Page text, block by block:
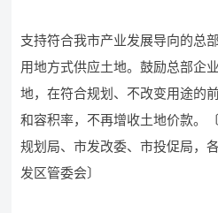
支持符合我市产业发展导向的总
用地方式供应土地。鼓励总部企
地，在符合规划、不改变用途的
和容积率，不再增收土地价款。
规划局、市发改委、市投促局，
发区管委会〕